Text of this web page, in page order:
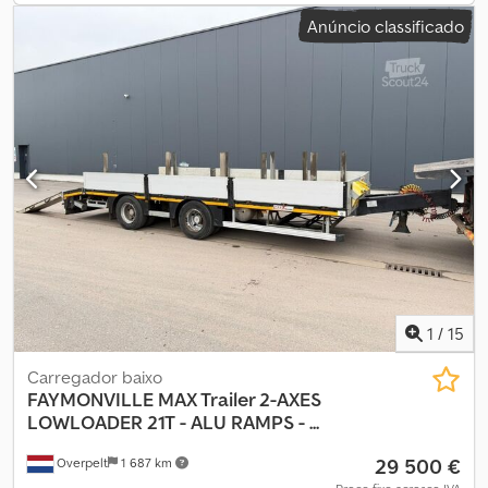
informações = Configuração dos eixos Medida dos pneus: 245/70
R17.5 Marca dos eixos: SAF Travões: travões de tambor Eixo
traseiro 1: Rodado duplo; Carga máxima por eixo: 12.500 kg; Perfil
do pneu: 50% Eixo traseiro 2: Rodado duplo; Carga máxima por
eixo: 12.500 kg; Direcional; Perfil do pneu: 60% Eixo traseiro 3:
do pneu: 70% Eixo traseiro 4: Rodado duplo; Carga máxima por
eixo: 12.500 kg; Direcional; Perfil do pneu: 30% Pesos Peso vazio:
12.800 kg Capacidade de carga: 68.450 kg Peso bruto total: 81.250
kg Estado Condição geral: média Condição técnica: média
Condição visual: boa Identificação Matrícula: ZZ-98-52 Dodpfx
Anúncio classificado
1 / 15
Overpelt 1 687 km
Carregador baixo
FAYMONVILLE MAX Trailer 2-AXES
LOWLOADER 21T - ALU RAMPS - ...
29 500 €